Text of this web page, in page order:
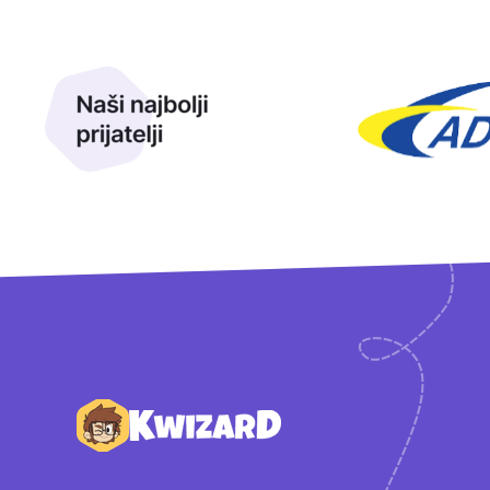
Podnožje